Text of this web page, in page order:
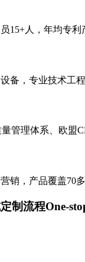
15+人，年均专利
备，专业技术工
量管理体系、欧盟
销，产品覆盖70
制流程One-